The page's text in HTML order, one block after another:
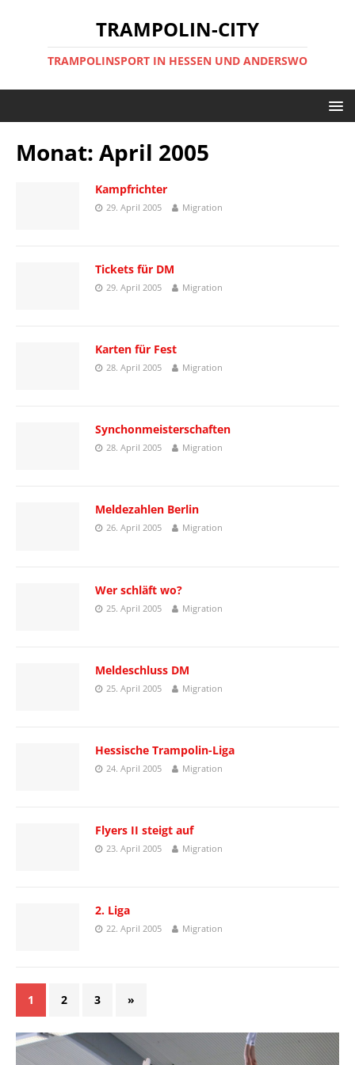
TRAMPOLIN-CITY
TRAMPOLINSPORT IN HESSEN UND ANDERSWO
Monat: April 2005
Kampfrichter
29. April 2005 Migration
Tickets für DM
29. April 2005 Migration
Karten für Fest
28. April 2005 Migration
Synchonmeisterschaften
28. April 2005 Migration
Meldezahlen Berlin
26. April 2005 Migration
Wer schläft wo?
25. April 2005 Migration
Meldeschluss DM
25. April 2005 Migration
Hessische Trampolin-Liga
24. April 2005 Migration
Flyers II steigt auf
23. April 2005 Migration
2. Liga
22. April 2005 Migration
1 2 3 »